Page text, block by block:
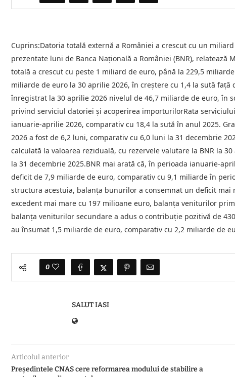
Cuprins:Datoria totală externă a României a crescut cu un
prezentate luni de Banca Națională a României (BNR),
totală a crescut cu peste 1 miliard de euro, până la 229,5
miliarde de euro la 30 aprilie 2026, în creștere cu 1,4 la sută
înregistrat la 30 aprilie 2026 nivelul de 46,7 miliarde de euro, în
privind serviciul datoriei și acoperirea importurilorRata
ianuarie-aprilie 2026, comparativ cu 18,4 la sută în anul 2025.
2026 a fost de 6,2 luni, comparativ cu 6,0 luni la 31 decembrie
calculată la valoarea reziduală, cu rezervele valutare la BNR la
la 31 decembrie 2025.BNR mai arată că, în perioada ianuarie-
deficit de 7,9 miliarde de euro, comparativ cu 9,1 miliarde în
structura acestuia, balanţa bunurilor a consemnat un deficit
excedent mai mare cu 197 milioane euro, balanța veniturilor
balanța veniturilor secundare a adus o contribuție pozitivă de
au însumat 1,5 miliarde de euro, comparativ cu 2,2 miliarde de
0
SALUT IASI
Articolul anterior
Președintele CNAS cere reformarea modului de stabilire a